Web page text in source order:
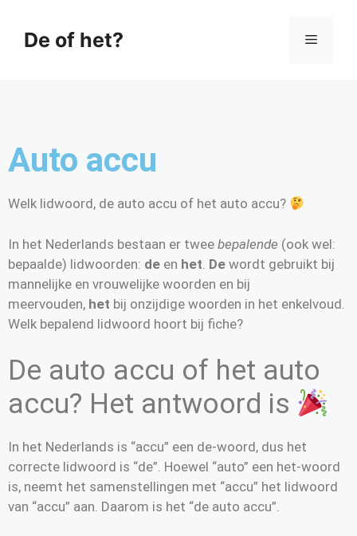
De of het?
Auto accu
Welk lidwoord, de auto accu of het auto accu?
In het Nederlands bestaan er twee bepalende (ook wel:
bepaalde) lidwoorden: de en het De wordt gebruikt bij
mannelijke en vrouwelijke woorden en bij
meervouden, het bij onzijdige woorden in het enkelvoud.
Welk bepalend lidwoord hoort bij fiche?
De auto accu of het auto
accu? Het antwoord is
In het Nederlands is “accu” een de-woord, dus het
correcte lidwoord is “de”. Hoewel “auto” een het-woord
is, neemt het samenstellingen met “accu” het lidwoord
van “accu” aan. Daarom is het “de auto accu”.